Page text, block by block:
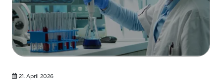
21. April 2026